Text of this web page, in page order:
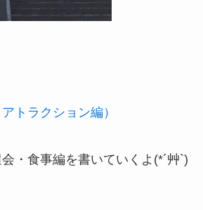
トラクション編）
・食事編を書いていくよ(*´艸`)